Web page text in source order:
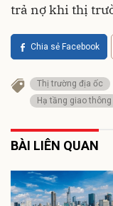
trả nợ khi thị
Chia sẻ Facebook
Thị trường địa ốc
Hạ tầng giao thông
BÀI LIÊN QUAN